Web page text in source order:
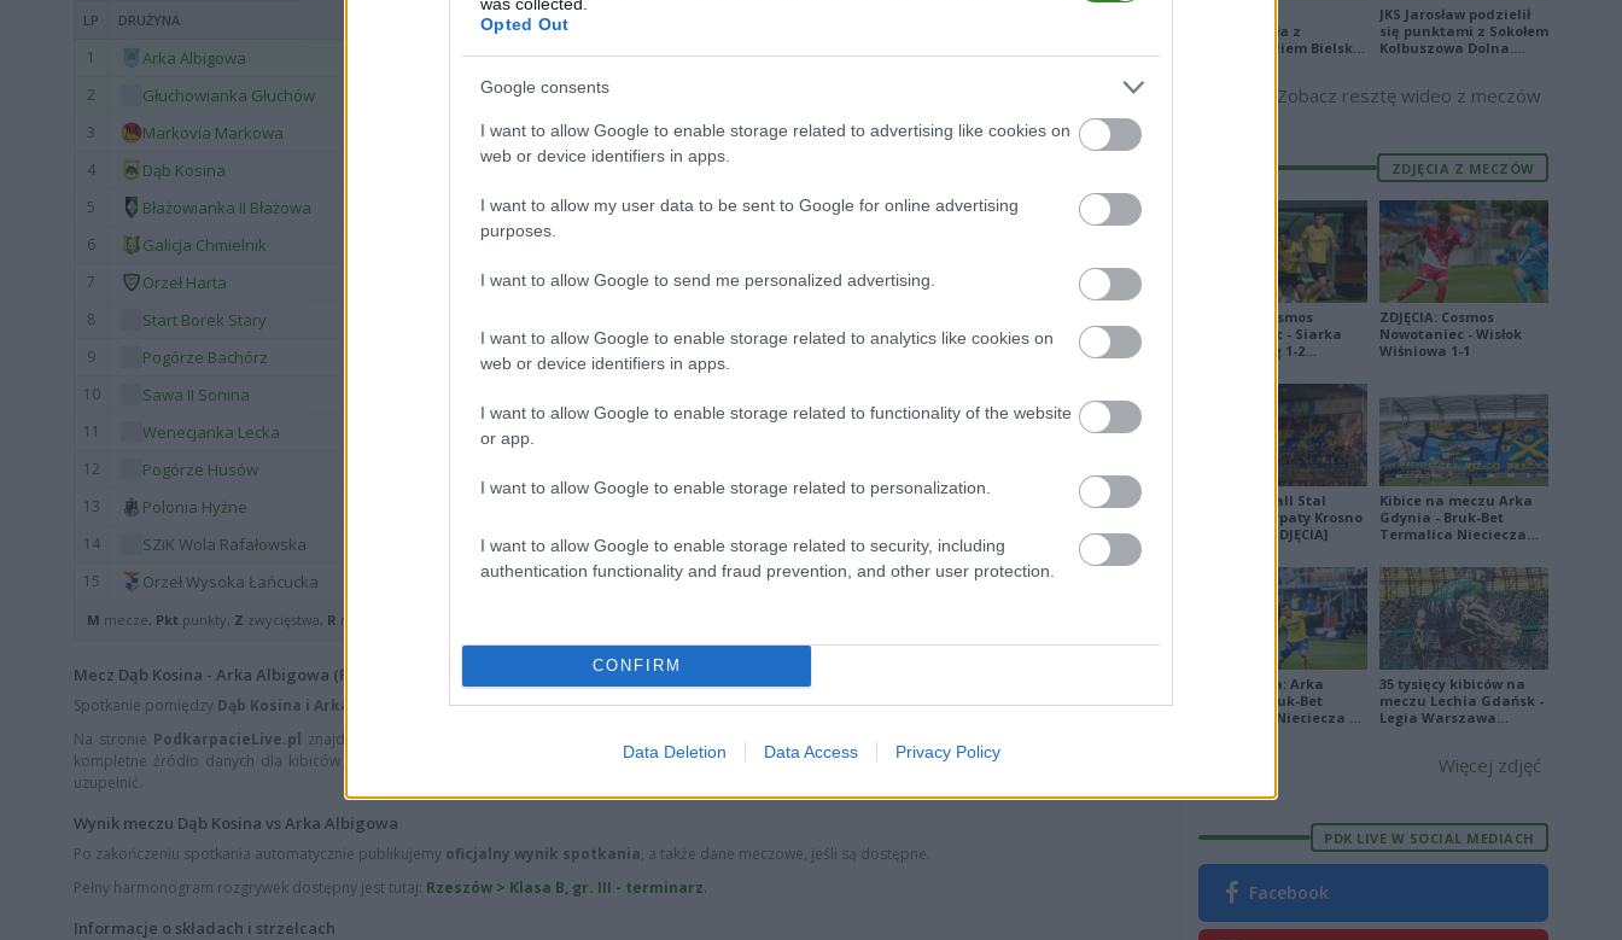
Opted Out
Google consents
I want to allow Google to enable storage related to advertising like cookies on
web or device identifiers in apps.
I want to allow my user data to be sent to Google for online advertising
purposes.
I want to allow Google to send me personalized advertising.
I want to allow Google to enable storage related to analytics like cookies on
web or device identifiers in apps.
I want to allow Google to enable storage related to functionality of the website
or app.
I want to allow Google to enable storage related to personalization.
I want to allow Google to enable storage related to security, including
authentication functionality and fraud prevention, and other user protection.
CONFIRM
Data Deletion Data Access Privacy Policy
LP DRUŻYNA
1 Arka Albigowa 28 63 19 6 3 80-23
2 Głuchowianka Głuchów
3 Markovia Markowa 28 58 18 4 6 74-39
4 Dąb Kosina
5 Błażowianka II Błażowa 28 51 15 6 7 44-34
6 Galicja Chmielnik
7 Orzeł Harta 28 44 46-48
8 Start Borek Stary
9 Pogórze Bachórz 43-68
10 Sawa II Sonina
11 Wenecjanka Lecka 36-69
12 Pogórze Husów
13 Polonia Hyżne 38-55
14 SZiK Wola Rafałowska 28 22 6 4 35-67
15 Orzeł Wysoka Łańcucka 28 16 4 4 20 50-75
M mecze, Pkt punkty, Z zwycięstwa, R remisy,
Mecz Dąb Kosina - Arka Albigowa (Rzeszów > Klasa B, gr. III)
Spotkanie pomiędzy Dąb Kosina i Arka Albigowa
rozegrane zostanie w ramach Rzeszów > Klasa B, gr. III (7. kolejki - klasa B3 Rzeszów).
Na stronie PodkarpacieLive.pl znajdziesz wynik meczu, strzelców bramek, kartki, składy, statystyki i informacje o przebiegu spotkania
kompletne źródło danych dla kibiców i pasjonatów lokalnej piłki nożnej. Jeżeli aktualnie nie widzisz tutaj danych z pewnością pracujemy nad tym żeby je
uzupełnić.
Wynik meczu Dąb Kosina vs Arka Albigowa
Po zakończeniu spotkania automatycznie publikujemy oficjalny wynik spotkania, a także dane meczowe, jeśli są dostępne.
Pełny harmonogram rozgrywek dostępny jest tutaj: Rzeszów > Klasa B, gr. III - terminarz.
Informacje o składach i strzelcach
zremisowała z
Podbeskidziem Bielsko-
JKS Jarosław podzielił
się punktami z Sokołem
Kolbuszowa Dolna.
Zobacz resztę wideo z meczów
ZDJĘCIA Z MECZÓW
ZDJĘCIA: Cosmos
Nowotaniec - Siarka
Tarnobrzeg 1-2
ZDJĘCIA: Cosmos
Nowotaniec - Wisłok
Wiśniowa 1-1
Derby Ekoball Stal
Sanok - Karpaty Krosno
na remis [ZDJĘCIA]
Kibice na meczu Arka
Gdynia - Bruk-Bet
Termalica Nieciecza
Ekstraklasa: Arka
Gdynia - Bruk-Bet
Termalica Nieciecza 2-
35 tysięcy kibiców na
meczu Lechia Gdańsk -
Legia Warszawa
Więcej zdjęć
PDK LIVE W SOCIAL MEDIACH
Facebook